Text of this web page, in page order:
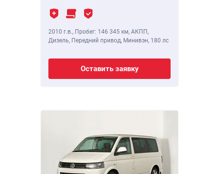
2010 г.в., Пробег: 146 345 км, АКПП,
Дизель, Передний привод, Минивэн, 180 лс
Оставить заявку